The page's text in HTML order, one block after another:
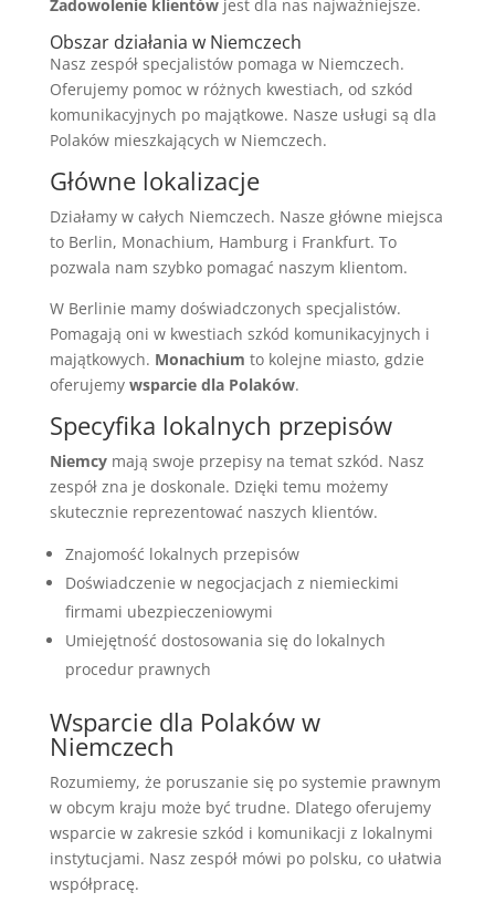
Zadowolenie klientówjest dla nas najważniejsze.
Obszar działania w Niemczech
Nasz zespół specjalistów pomaga w Niemczech.
Oferujemy pomoc w różnych kwestiach, od szkód
komunikacyjnych po majątkowe. Nasze usługi są dla
Polaków mieszkających w Niemczech.
Główne lokalizacje
Działamy w całych Niemczech. Nasze główne miejsca
to Berlin, Monachium, Hamburg i Frankfurt. To
pozwala nam szybko pomagać naszym klientom.
W Berlinie mamy doświadczonych specjalistów.
Pomagają oni w kwestiach szkód komunikacyjnych i
majątkowych. Monachium to kolejne miasto, gdzie
oferujemy wsparcie dla Polaków.
Specyfika lokalnych przepisów
Niemcymają swoje przepisy na temat szkód. Nasz
zespół zna je doskonale. Dzięki temu możemy
skutecznie reprezentować naszych klientów.
Znajomość lokalnych przepisów
Doświadczenie w negocjacjach z niemieckimi
firmami ubezpieczeniowymi
Umiejętność dostosowania się do lokalnych
procedur prawnych
Wsparcie dla Polaków w
Niemczech
Rozumiemy, że poruszanie się po systemie prawnym
w obcym kraju może być trudne. Dlatego oferujemy
wsparcie w zakresie szkód i komunikacji z lokalnymi
instytucjami. Nasz zespół mówi po polsku, co ułatwia
współpracę.